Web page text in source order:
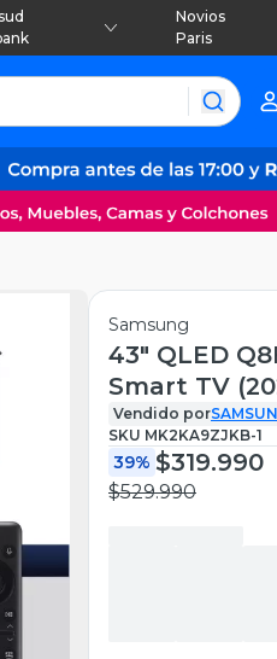
Novios
Paris
Samsung
43" QLED
Smart TV
Vendido por
SKU MK2KA9ZJKB-1
39% $319.990
$529.990